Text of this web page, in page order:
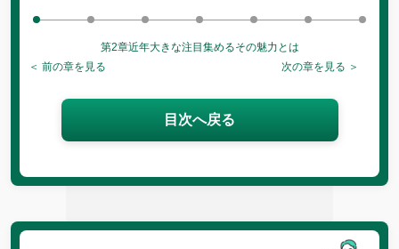
＜ 前の章を見る 次の章を見る ＞
第2章近年大きな注目集めるその魅力とは
目次へ戻る